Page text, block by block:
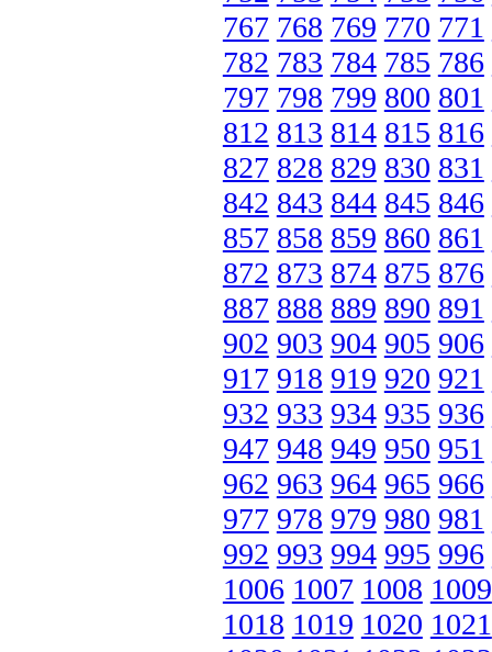
767 768 769 770 771
782 783 784 785 786
797 798 799 800 801
812 813 814 815 816
827 828 829 830 831
842 843 844 845 846
857 858 859 860 861
872 873 874 875 876
887 888 889 890 891
902 903 904 905 906
917 918 919 920 921
932 933 934 935 936
947 948 949 950 951
962 963 964 965 966
977 978 979 980 981
992 993 994 995 996
1006 1007 1008 1009
1018 1019 1020 1021